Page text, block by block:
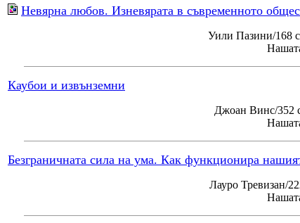
Невярна любов. Изневярата в съвременното
Уили Пазини/168
Каубои и извънземни
Джоан Винс/352
Безграничната сила на ума. Как функционира
Лауро Тревизан/